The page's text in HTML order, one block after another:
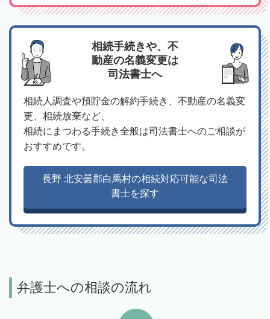
相続手続きや、不
動産の名義変更は
司法書士へ
相続人調査や預貯金の解約手続き、不動産の名義変
更、相続放棄など、
相続にまつわる手続き全般は司法書士へのご相談が
おすすめです。
長野 北安曇郡白馬村の相続対応可能な司法
書士を探す
弁護士への相談の流れ